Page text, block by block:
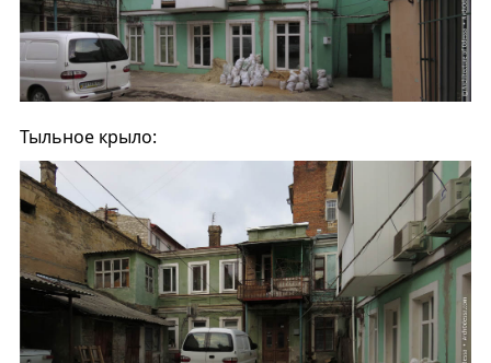
Тыльное крыло: